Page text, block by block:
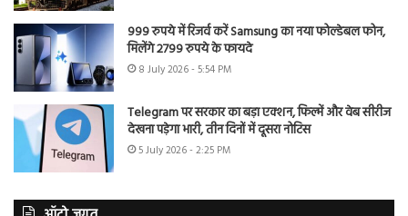
999 रुपये में रिजर्व करें Samsung का नया फोल्डेबल फोन,
मिलेंगे 2799 रुपये के फायदे
8 July 2026 - 5:54 PM
Telegram पर सरकार का बड़ा एक्शन, फिल्में और वेब सीरीज
देखना पड़ेगा भारी, तीन दिनों में दूसरा नोटिस
5 July 2026 - 2:25 PM